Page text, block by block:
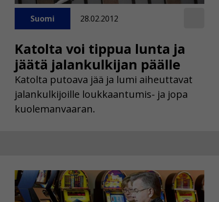
Katolta voi tippua lunta ja
jäätä jalankulkijan päälle
Suomi 28.02.2012
Katolta putoava jää ja lumi aiheuttavat
jalankulkijoille loukkaantumis- ja jopa
kuolemanvaaran.